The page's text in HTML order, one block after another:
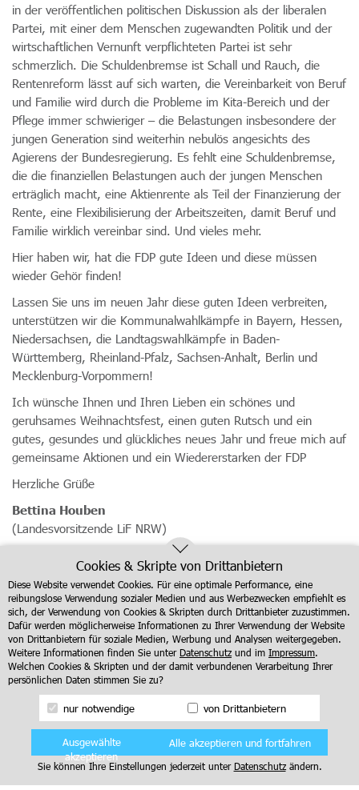
Mitglied werden Newsletter anmelden
in der veröffentlichen politischen Diskussion als der liberalen
Partei, mit einer dem Menschen zugewandten Politik und der
wirtschaftlichen Vernunft verpflichteten Partei ist sehr
schmerzlich. Die Schuldenbremse ist Schall und Rauch, die
Rentenreform lässt auf sich warten, die Vereinbarkeit von Beruf
und Familie wird durch die Probleme im Kita-Bereich und der
Pflege immer schwieriger – die Belastungen insbesondere der
jungen Generation sind weiterhin nebulös angesichts des
Agierens der Bundesregierung. Es fehlt eine Schuldenbremse,
die die finanziellen Belastungen auch der jungen Menschen
erträglich macht, eine Aktienrente als Teil der Finanzierung der
Rente, eine Flexibilisierung der Arbeitszeiten, damit Beruf und
Familie wirklich vereinbar sind. Und vieles mehr.
Hier haben wir, hat die FDP gute Ideen und diese müssen
wieder Gehör finden!
Lassen Sie uns im neuen Jahr diese guten Ideen verbreiten,
unterstützen wir die Kommunalwahlkämpfe in Bayern, Hessen,
Niedersachsen, die Landtagswahlkämpfe in Baden-
Württemberg, Rheinland-Pfalz, Sachsen-Anhalt, Berlin und
Mecklenburg-Vorpommern!
Ich wünsche Ihnen und Ihren Lieben ein schönes und
geruhsames Weihnachtsfest, einen guten Rutsch und ein
gutes, gesundes und glückliches neues Jahr und freue mich auf
gemeinsame Aktionen und ein Wiedererstarken der FDP
Herzliche Grüße
Bettina Houben
(Landesvorsitzende LiF NRW)
Zurück zur Übersicht
Cookies & Skripte von Drittanbietern
Diese Website verwendet Cookies. Für eine optimale Performance, eine
reibungslose Verwendung sozialer Medien und aus Werbezwecken empfiehlt es
sich, der Verwendung von Cookies & Skripten durch Drittanbieter zuzustimmen.
Dafür werden möglicherweise Informationen zu Ihrer Verwendung der Website
von Drittanbietern für soziale Medien, Werbung und Analysen weitergegeben.
Weitere Informationen finden Sie unter Datenschutz und im Impressum.
Welchen Cookies & Skripten und der damit verbundenen Verarbeitung Ihrer
persönlichen Daten stimmen Sie zu?
nur notwendige von Drittanbietern
Ausgewählte
akzeptieren
Alle akzeptieren und fortfahren
Sie können Ihre Einstellungen jederzeit unter Datenschutzändern.